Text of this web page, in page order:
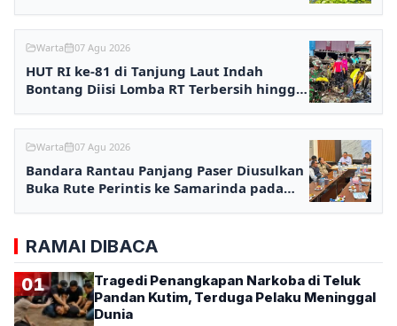
Warta 07 Agu 2026
HUT RI ke-81 di Tanjung Laut Indah
Bontang Diisi Lomba RT Terbersih hingga
Warta 07 Agu 2026
Bandara Rantau Panjang Paser Diusulkan
Buka Rute Perintis ke Samarinda pada
RAMAI DIBACA
01
Tragedi Penangkapan Narkoba di Teluk
Pandan Kutim, Terduga Pelaku Meninggal
Dunia